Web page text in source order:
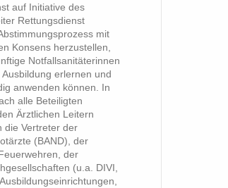
auf Initiative des
Rettungsdienst
mit
Konsens herzustellen,
Notfallsanitäterinnen
erlernen und
anwenden können. In
alle Beteiligten
Ärztlichen Leitern
die Vertreter der
(BAND), der
der
(u.a. DIVI,